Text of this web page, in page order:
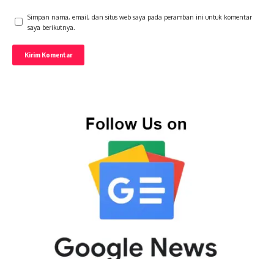
Simpan nama, email, dan situs web saya pada peramban ini untuk komentar
saya berikutnya.